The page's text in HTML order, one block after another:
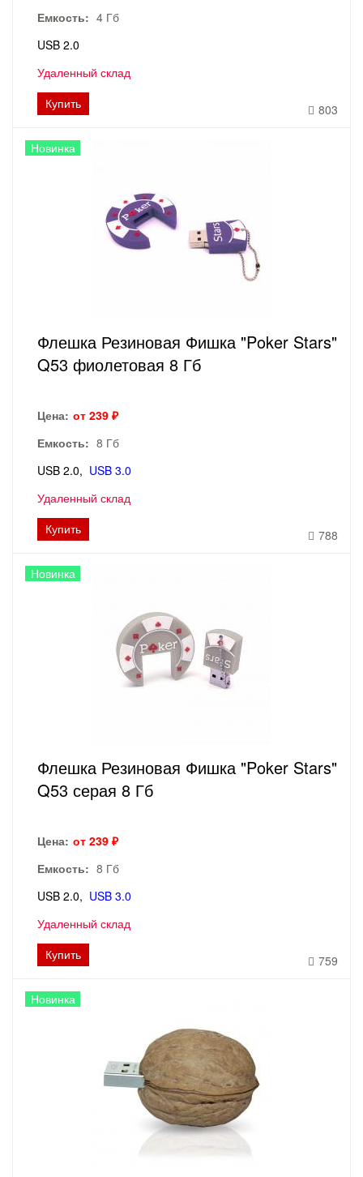
Емкость: 4 Гб
USB 2.0
Удаленный склад
Купить
803
Новинка
Флешка Резиновая Фишка "Poker Stars"
Q53 фиолетовая 8 Гб
Цена: от 239 ₽
Емкость: 8 Гб
USB 2.0
USB 3.0
Удаленный склад
Купить
788
Новинка
Флешка Резиновая Фишка "Poker Stars"
Q53 серая 8 Гб
Цена: от 239 ₽
Емкость: 8 Гб
USB 2.0
USB 3.0
Удаленный склад
Купить
759
Новинка